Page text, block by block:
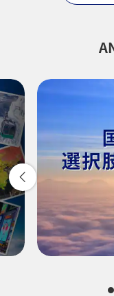
経由地および乗
プロモ
前後3日の運賃を
・表示金額は選択いた
す。
・「＊」は現在金額が